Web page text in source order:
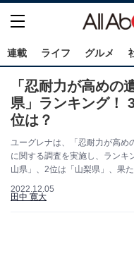
連載 ライフ グルメ
「忍耐力が高めの
県」ランキング！
位は？
ユーグレナは、「忍耐力が高め
に関する調査を実施し、ランキ
山県」、2位は「山梨県」、果
2022.12.05
田中 寛大